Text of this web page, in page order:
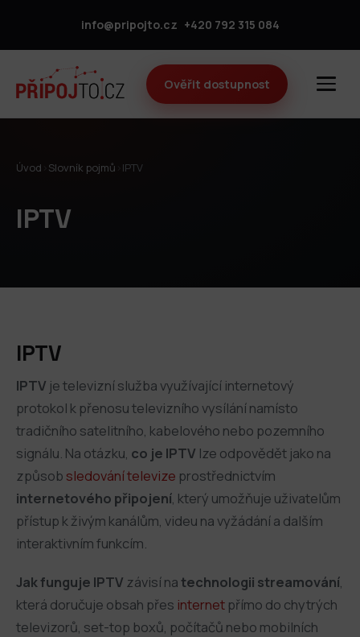
info@pripojto.cz +420 792 315 084
Ověřit dostupnost
Úvod Slovník pojmů IPTV
IPTV
IPTV
IPTV je televizní služba využívající internetový
protokol k přenosu televizního vysílání namísto
tradičního satelitního, kabelového nebo pozemního
signálu. Na otázku, co je IPTV lze odpovědět jako na
způsob sledování televize prostřednictvím
internetového připojení , který umožňuje uživatelům
přístup k živým kanálům, videu na vyžádání a dalším
interaktivním funkcím.
Jak funguje IPTV závisí natechnologii streamování
která doručuje obsah přes internet přímo do chytrých
televizorů, set-top boxů, počítačů nebo mobilních